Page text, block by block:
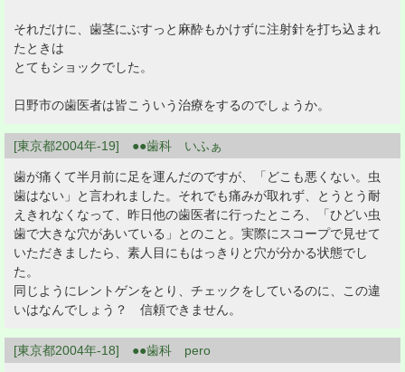
それだけに、歯茎にぶすっと麻酔もかけずに注射針を打ち込まれ
たときは
とてもショックでした。
日野市の歯医者は皆こういう治療をするのでしょうか。
[東京都2004年-19] ●●歯科 いふぁ
歯が痛くて半月前に足を運んだのですが、「どこも悪くない。虫
歯はない」と言われました。それでも痛みが取れず、とうとう耐
えきれなくなって、昨日他の歯医者に行ったところ、「ひどい虫
歯で大きな穴があいている」とのこと。実際にスコープで見せて
いただきましたら、素人目にもはっきりと穴が分かる状態でし
た。
同じようにレントゲンをとり、チェックをしているのに、この違
いはなんでしょう？ 信頼できません。
[東京都2004年-18] ●●歯科 pero